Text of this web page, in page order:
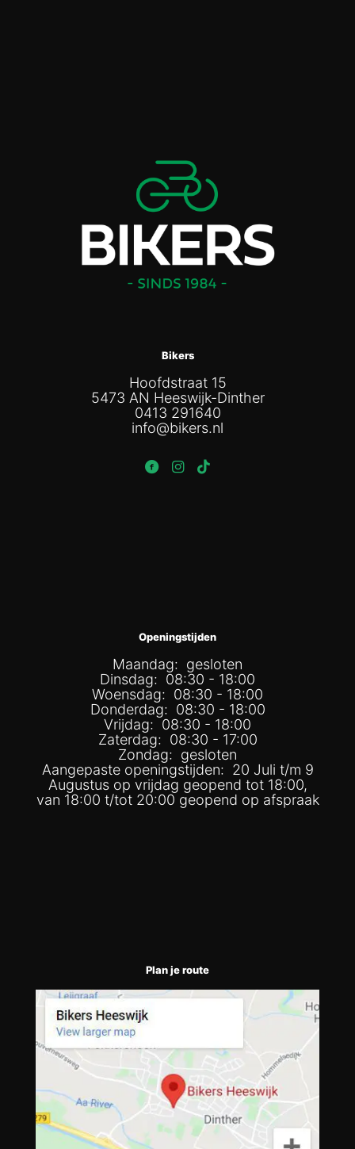
Bikers
Hoofdstraat 15
5473 AN Heeswijk-Dinther
0413 291640
info@bikers.nl
Openingstijden
Maandag: gesloten
Dinsdag: 08:30 - 18:00
Woensdag: 08:30 - 18:00
Donderdag: 08:30 - 18:00
Vrijdag: 08:30 - 18:00
Zaterdag: 08:30 - 17:00
Zondag: gesloten
Aangepaste openingstijden: 20 Juli t/m 9
Augustus op vrijdag geopend tot 18:00,
van 18:00 t/tot 20:00 geopend op afspraak
Plan je route